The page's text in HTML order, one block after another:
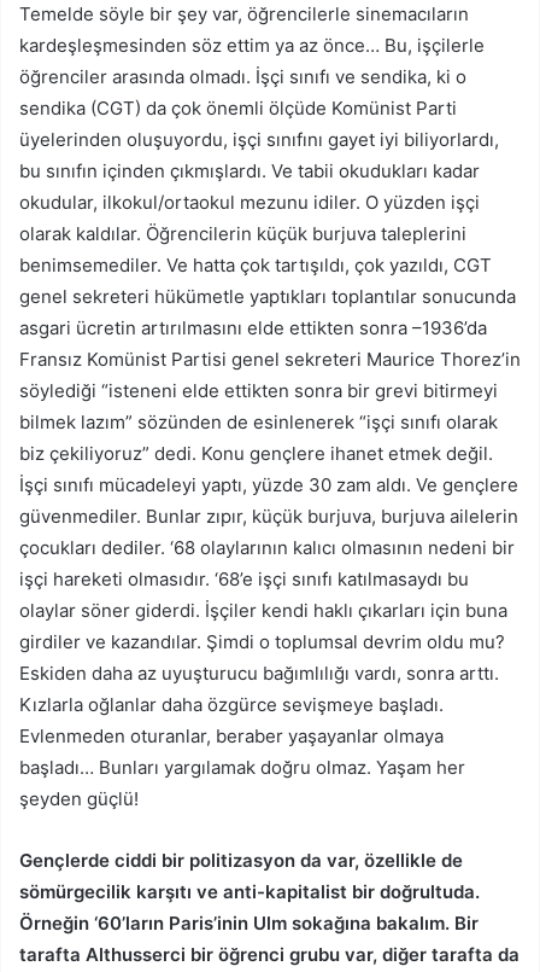
Temelde söyle bir şey var, öğrencilerle sinemacıların
kardeşleşmesinden söz ettim ya az önce… Bu, işçilerle
öğrenciler arasında olmadı. İşçi sınıfı ve sendika, ki o
sendika (CGT) da çok önemli ölçüde Komünist Parti
üyelerinden oluşuyordu, işçi sınıfını gayet iyi biliyorlardı,
bu sınıfın içinden çıkmışlardı. Ve tabii okudukları kadar
okudular, ilkokul/ortaokul mezunu idiler. O yüzden işçi
olarak kaldılar. Öğrencilerin küçük burjuva taleplerini
benimsemediler. Ve hatta çok tartışıldı, çok yazıldı, CGT
genel sekreteri hükümetle yaptıkları toplantılar sonucunda
asgari ücretin artırılmasını elde ettikten sonra –1936’da
Fransız Komünist Partisi genel sekreteri Maurice Thorez’in
söylediği “isteneni elde ettikten sonra bir grevi bitirmeyi
bilmek lazım” sözünden de esinlenerek “işçi sınıfı olarak
biz çekiliyoruz” dedi. Konu gençlere ihanet etmek değil.
İşçi sınıfı mücadeleyi yaptı, yüzde 30 zam aldı. Ve gençlere
güvenmediler. Bunlar zıpır, küçük burjuva, burjuva ailelerin
çocukları dediler. ‘68 olaylarının kalıcı olmasının nedeni bir
işçi hareketi olmasıdır. ‘68’e işçi sınıfı katılmasaydı bu
olaylar söner giderdi. İşçiler kendi haklı çıkarları için buna
girdiler ve kazandılar. Şimdi o toplumsal devrim oldu mu?
Eskiden daha az uyuşturucu bağımlılığı vardı, sonra arttı.
Kızlarla oğlanlar daha özgürce sevişmeye başladı.
Evlenmeden oturanlar, beraber yaşayanlar olmaya
başladı… Bunları yargılamak doğru olmaz. Yaşam her
şeyden güçlü!
Gençlerde ciddi bir politizasyon da var, özellikle de
sömürgecilik karşıtı ve anti-kapitalist bir doğrultuda.
Örneğin ‘60’ların Paris’inin Ulm sokağına bakalım. Bir
tarafta Althusserci bir öğrenci grubu var, diğer tarafta da